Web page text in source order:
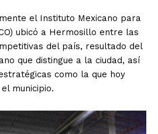
el Instituto Mexicano para
ubicó a Hermosillo entre las
del país, resultado del
que distingue a la ciudad, así
como la que hoy
municipio.